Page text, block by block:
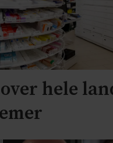
hele